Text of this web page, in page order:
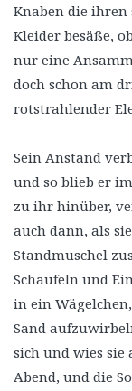
Knaben die ihren
Kleider besäße,
nur eine
doch schon am
rotstrahlender
Sein Anstand
und so blieb er
zu ihr hinüber,
auch dann, als
Standmuschel
Schaufeln und
in ein
Sand
sich und wies sie
Abend, und die